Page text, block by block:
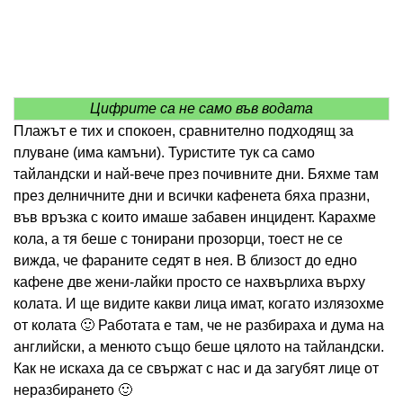
Цифрите са не само във водата
Плажът е тих и спокоен, сравнително подходящ за
плуване (има камъни). Туристите тук са само
тайландски и най-вече през почивните дни. Бяхме там
през делничните дни и всички кафенета бяха празни,
във връзка с които имаше забавен инцидент. Карахме
кола, а тя беше с тонирани прозорци, тоест не се
вижда, че фараните седят в нея. В близост до едно
кафене две жени-лайки просто се нахвърлиха върху
колата. И ще видите какви лица имат, когато излязохме
от колата 🙂 Работата е там, че не разбираха и дума на
английски, а менюто също беше цялото на тайландски.
Как не искаха да се свържат с нас и да загубят лице от
неразбирането 🙂